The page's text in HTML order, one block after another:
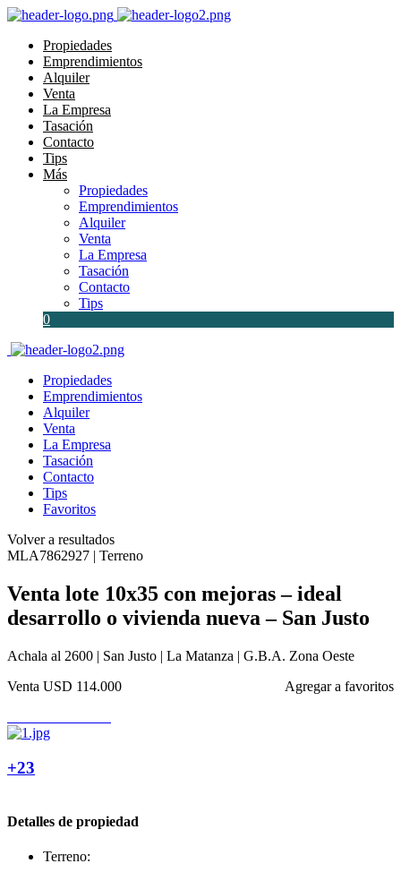
Propiedades
Emprendimientos
Alquiler
Venta
La Empresa
Tasación
Contacto
Tips
Más
Propiedades
Emprendimientos
Alquiler
Venta
La Empresa
Tasación
Contacto
Tips
0
Propiedades
Emprendimientos
Alquiler
Venta
La Empresa
Tasación
Contacto
Tips
Favoritos
Volver a resultados
MLA7862927 | Terreno
Venta lote 10x35 con mejoras – ideal
desarrollo o vivienda nueva – San Justo
Achala al 2600 | San Justo | La Matanza | G.B.A. Zona Oeste
Agregar a favoritos
Venta USD 114.000
+23
Detalles de propiedad
Terreno: